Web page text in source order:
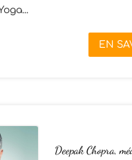
EN
Deepak Chopra,